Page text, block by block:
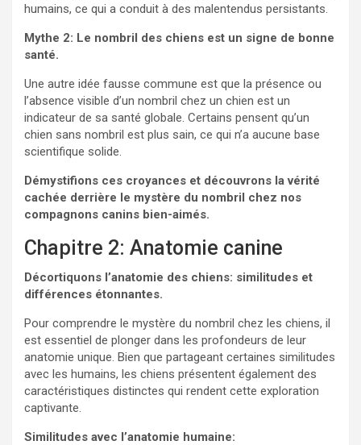
humains, ce qui a conduit à des malentendus persistants.
Mythe 2: Le nombril des chiens est un signe de bonne
santé.
Une autre idée fausse commune est que la présence ou
l’absence visible d’un nombril chez un chien est un
indicateur de sa santé globale. Certains pensent qu’un
chien sans nombril est plus sain, ce qui n’a aucune base
scientifique solide.
Démystifions ces croyances et découvrons la vérité
cachée derrière le mystère du nombril chez nos
compagnons canins bien-aimés.
Chapitre 2: Anatomie canine
Décortiquons l’anatomie des chiens: similitudes et
différences étonnantes.
Pour comprendre le mystère du nombril chez les chiens, il
est essentiel de plonger dans les profondeurs de leur
anatomie unique. Bien que partageant certaines similitudes
avec les humains, les chiens présentent également des
caractéristiques distinctes qui rendent cette exploration
captivante.
Similitudes avec l’anatomie humaine: